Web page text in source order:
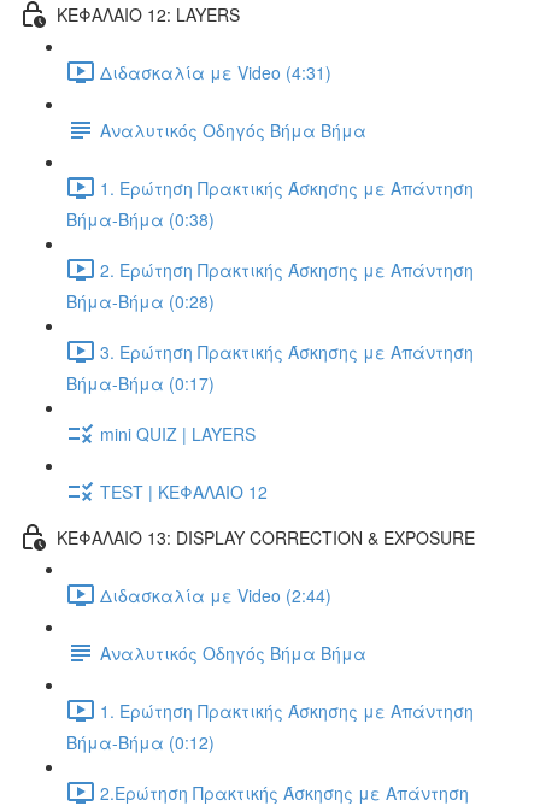
ΚΕΦΑΛΑΙΟ 12: LAYERS
Διδασκαλία με Video (4:31)
Αναλυτικός Οδηγός Βήμα Βήμα
1. Ερώτηση Πρακτικής Άσκησης με Απάντηση
Βήμα-Βήμα (0:38)
2. Ερώτηση Πρακτικής Άσκησης με Απάντηση
Βήμα-Βήμα (0:28)
3. Ερώτηση Πρακτικής Άσκησης με Απάντηση
Βήμα-Βήμα (0:17)
mini QUIZ | LAYERS
TEST | ΚΕΦΑΛΑΙΟ 12
ΚΕΦΑΛΑΙΟ 13: DISPLAY CORRECTION & EXPOSURE
Διδασκαλία με Video (2:44)
Αναλυτικός Οδηγός Βήμα Βήμα
1. Ερώτηση Πρακτικής Άσκησης με Απάντηση
Βήμα-Βήμα (0:12)
2.Ερώτηση Πρακτικής Άσκησης με Απάντηση